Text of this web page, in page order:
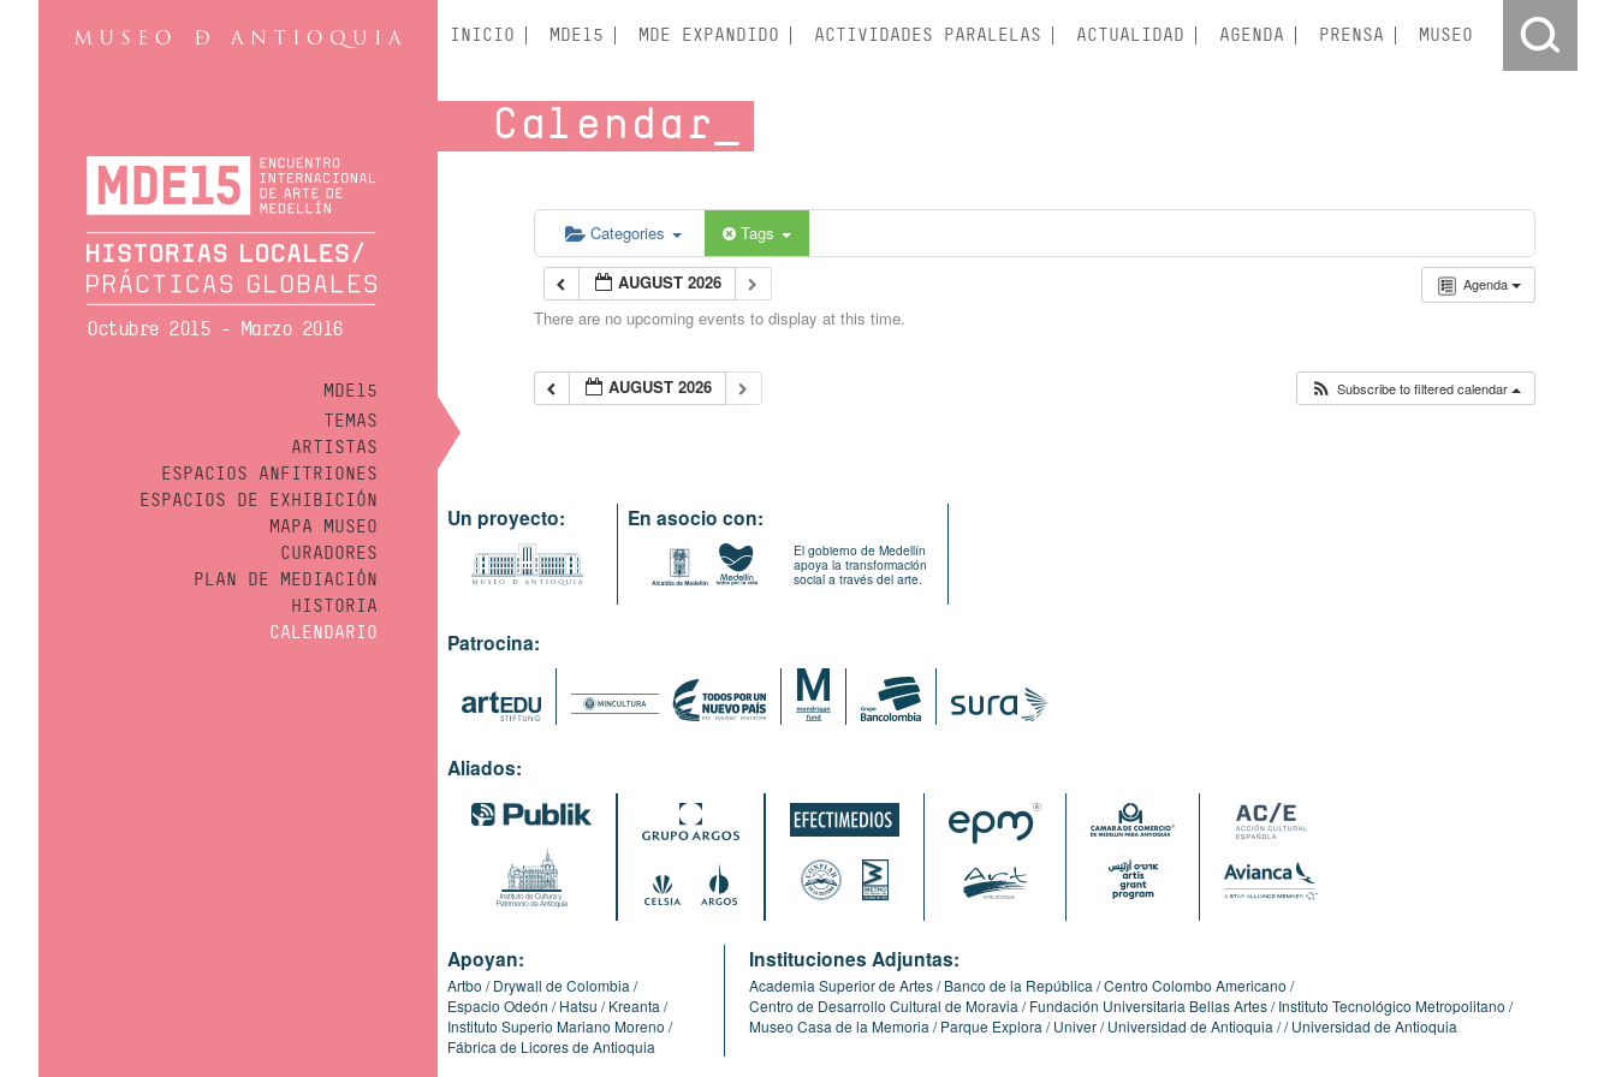
Octubre 2015 - Marzo 2016
MDE15
TEMAS
ARTISTAS
ESPACIOS ANFITRIONES
ESPACIOS DE EXHIBICIÓN
MAPA MUSEO
CURADORES
PLAN DE MEDIACIÓN
HISTORIA
CALENDARIO
INICIO MDE15 MDE EXPANDIDO ACTIVIDADES PARALELAS ACTUALIDAD AGENDA PRENSA MUSEO
Calendar
Categories Tags
Agenda
AUGUST 2026
There are no upcoming events to display at this time.
AUGUST 2026 Subscribe to filtered calendar
Un proyecto: En asocio con:
El gobierno de Medellín
apoya la transformación
social a través del arte.
Patrocina:
Aliados:
Apoyan:
Artbo
Drywall de Colombia
Espacio Odeón
Hatsu
Kreanta
Instituto Superio Mariano Moreno
Fábrica de Licores de Antioquia
Instituciones Adjuntas:
Academia Superior de Artes Banco de la República Centro Colombo Americano
Centro de Desarrollo Cultural de Moravia
Fundación Universitaria Bellas Artes Instituto Tecnológico Metropolitano
Museo Casa de la Memoria
Parque Explora Univer Universidad de Antioquia Universidad de Antioquia